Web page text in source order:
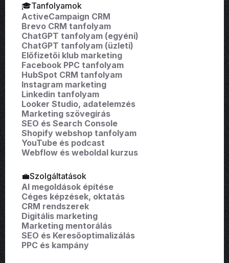
🎓Tanfolyamok
ActiveCampaign CRM
Brevo CRM tanfolyam
ChatGPT tanfolyam (egyéni)
ChatGPT tanfolyam (üzleti)
Előfizetői klub marketing
Facebook PPC tanfolyam
HubSpot CRM tanfolyam
Instagram marketing
Linkedin tanfolyam
Looker Studio, adatelemzés
Marketing szövegírás
SEO és Search Console
Shopify webshop tanfolyam
YouTube és podcast
Webflow és weboldal kurzus
💼Szolgáltatások
AI megoldások építése
Céges képzések, oktatás
CRM rendszerek
Digitális marketing
Marketing mentorálás
SEO és Keresőoptimalizálás
PPC és kampány